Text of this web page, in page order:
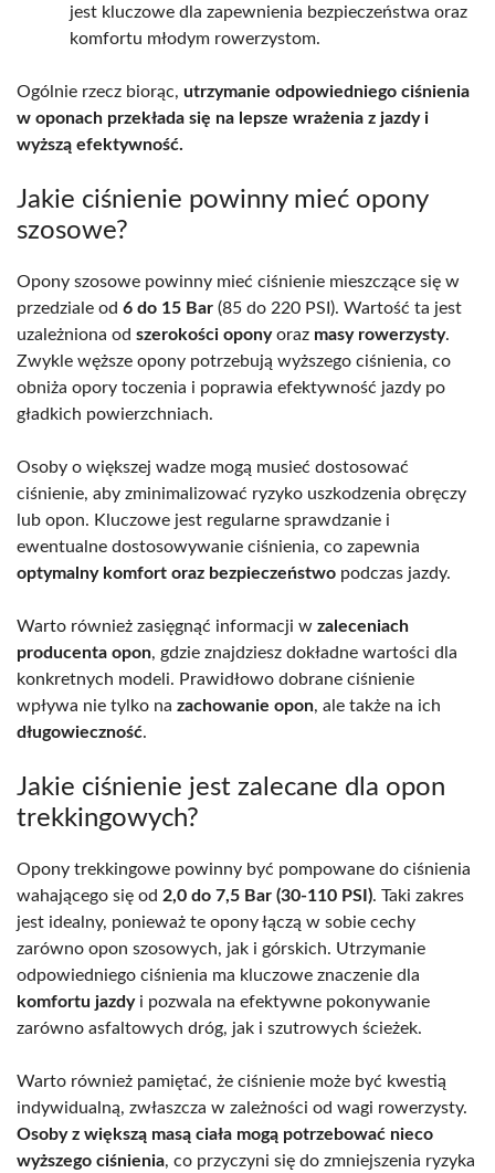
jest kluczowe dla zapewnienia bezpieczeństwa oraz
komfortu młodym rowerzystom.
Ogólnie rzecz biorąc, utrzymanie odpowiedniego ciśnienia
w oponach przekłada się na lepsze wrażenia z jazdy i
wyższą efektywność.
Jakie ciśnienie powinny mieć opony
szosowe?
Opony szosowe powinny mieć ciśnienie mieszczące się w
przedziale od 6 do 15 Bar (85 do 220 PSI). Wartość ta jest
uzależniona od szerokości oponyoraz masy rowerzysty.
Zwykle węższe opony potrzebują wyższego ciśnienia, co
obniża opory toczenia i poprawia efektywność jazdy po
gładkich powierzchniach.
Osoby o większej wadze mogą musieć dostosować
ciśnienie, aby zminimalizować ryzyko uszkodzenia obręczy
lub opon. Kluczowe jest regularne sprawdzanie i
ewentualne dostosowywanie ciśnienia, co zapewnia
optymalny komfort oraz bezpieczeństwo podczas jazdy.
Warto również zasięgnąć informacji w zaleceniach
producenta opon, gdzie znajdziesz dokładne wartości dla
konkretnych modeli. Prawidłowo dobrane ciśnienie
wpływa nie tylko na zachowanie opon, ale także na ich
długowieczność.
Jakie ciśnienie jest zalecane dla opon
trekkingowych?
Opony trekkingowe powinny być pompowane do ciśnienia
wahającego się od 2,0 do 7,5 Bar (30-110 PSI). Taki zakres
jest idealny, ponieważ te opony łączą w sobie cechy
zarówno opon szosowych, jak i górskich. Utrzymanie
odpowiedniego ciśnienia ma kluczowe znaczenie dla
komfortu jazdyi pozwala na efektywne pokonywanie
zarówno asfaltowych dróg, jak i szutrowych ścieżek.
Warto również pamiętać, że ciśnienie może być kwestią
indywidualną, zwłaszcza w zależności od wagi rowerzysty.
Osoby z większą masą ciała mogą potrzebować nieco
wyższego ciśnienia, co przyczyni się do zmniejszenia ryzyka